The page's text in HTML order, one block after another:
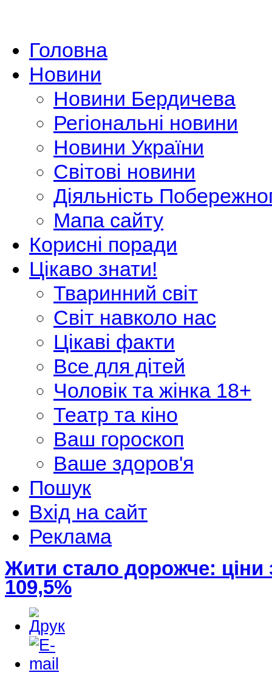
Головна
Новини
Новини Бердичева
Регіональні новини
Новини України
Світові новини
Діяльність
Мапа сайту
Корисні поради
Цікаво знати!
Тваринний світ
Світ навколо нас
Цікаві факти
Все для дітей
Чоловік та жінка 18+
Театр та кіно
Ваш гороскоп
Ваше здоров'я
Пошук
Вхід на сайт
Реклама
Жити стало дорожче: ціни
109,5%